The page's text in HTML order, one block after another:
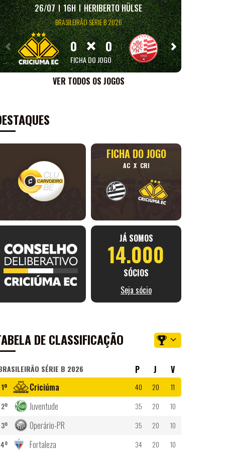
26/07 16H HERIBERTO HÜLSE
BRASILEIRÃO SÉRIE B 2026
0 × 0
FICHA DO JOGO
VER TODOS OS JOGOS
FICHA DO JOGO
AC X CRI
JÁ SOMOS
14.000
SÓCIOS
Seja sócio
DE CLASSIFICAÇÃO
SÉRIE B 2026 P J V
1º Criciúma 40 20
11
2º
Juventude 35 20
10
3º
Operário-PR 35 20
10
4º
Fortaleza 34 20
10